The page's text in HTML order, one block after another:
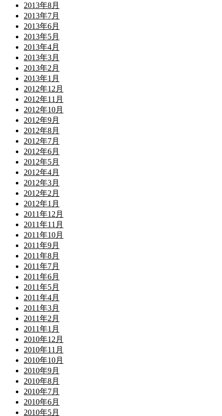
2013年8月
2013年7月
2013年6月
2013年5月
2013年4月
2013年3月
2013年2月
2013年1月
2012年12月
2012年11月
2012年10月
2012年9月
2012年8月
2012年7月
2012年6月
2012年5月
2012年4月
2012年3月
2012年2月
2012年1月
2011年12月
2011年11月
2011年10月
2011年9月
2011年8月
2011年7月
2011年6月
2011年5月
2011年4月
2011年3月
2011年2月
2011年1月
2010年12月
2010年11月
2010年10月
2010年9月
2010年8月
2010年7月
2010年6月
2010年5月